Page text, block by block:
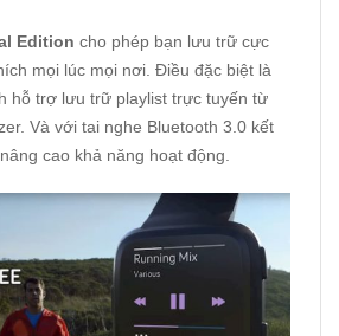
Edition cho phép bạn lưu trữ cực
mọi lúc mọi nơi. Điều đặc biệt là
hỗ trợ lưu trữ playlist trực tuyến từ
Và với tai nghe Bluetooth 3.0 kết
cao khả năng hoạt động.